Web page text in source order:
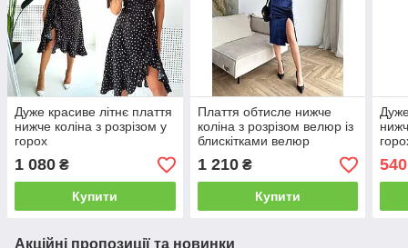
Дуже красиве літнє плаття
нижче коліна з розрізом у
горох
1 080 ₴
Купити
Плаття обтисле нижче
коліна з розрізом велюр із
блискітками велюр
1 210₴
Купити
540
Акційні пропозиції та новинки